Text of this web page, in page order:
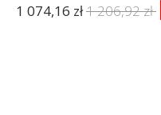
1 074,16 zł1 206,92 zł